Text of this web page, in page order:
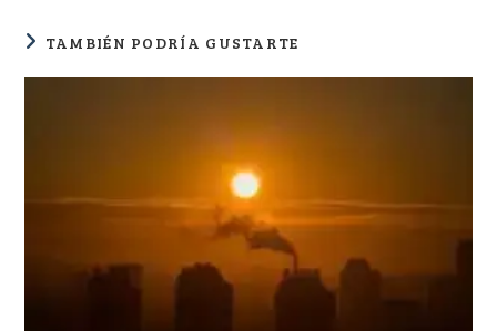
TAMBIÉN PODRÍA GUSTARTE